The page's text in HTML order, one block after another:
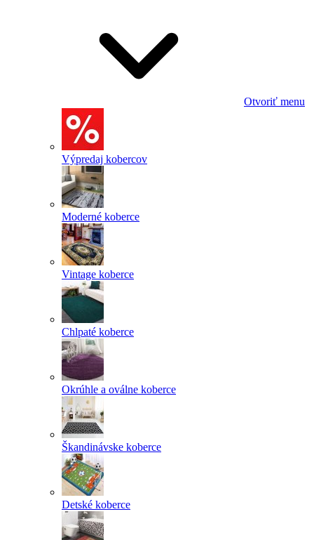
Otvoriť menu
Výpredaj kobercov
Moderné koberce
Vintage koberce
Chlpaté koberce
Okrúhle a oválne koberce
Škandinávske koberce
Detské koberce